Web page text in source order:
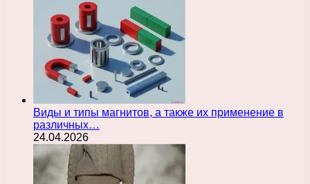
Виды и типы магнитов, а также их применение в
различных…
24.04.2026